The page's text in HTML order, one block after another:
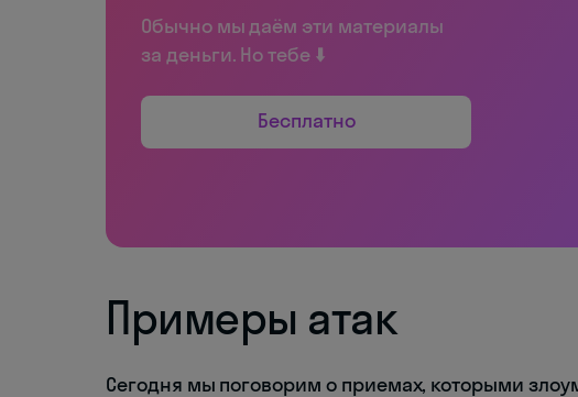
Обычно мы даём эти материалы
за деньги. Но тебе ⬇️
Бесплатно
Примеры атак
Сегодня мы поговорим о приемах, которыми